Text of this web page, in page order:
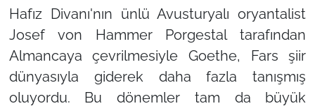
Hafız Divanı'nın ünlü Avusturyalı oryantalist
Josef von Hammer Porgestal tarafından
Almancaya çevrilmesiyle Goethe, Fars şiir
dünyasıyla giderek daha fazla tanışmış
oluyordu. Bu dönemler tam da büyük